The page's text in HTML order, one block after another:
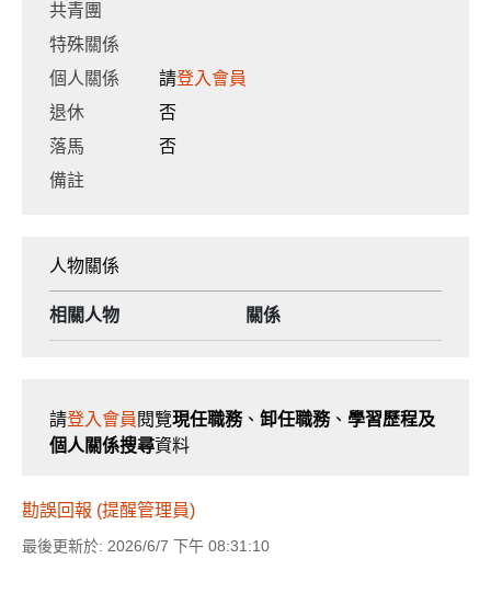
共青團
特殊關係
個人關係
請登入會員
退休
否
落馬
否
備註
人物關係
相關人物 關係
請登入會員 閱覽現任職務、 卸任職務、 學習歷程及
個人關係搜尋資料
勘誤回報 (提醒管理員)
最後更新於: 2026/6/7 下午 08:31:10